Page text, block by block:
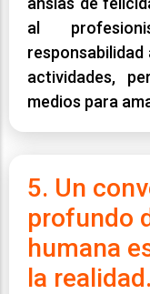
al
actividades,
medios para
5. Un
profundo
humana
la realidad.